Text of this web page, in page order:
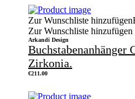
Zur Wunschliste hinzufügen
Zur Wunschliste hinzufügen
Arkandi Design
Zirkonia.
€211.00